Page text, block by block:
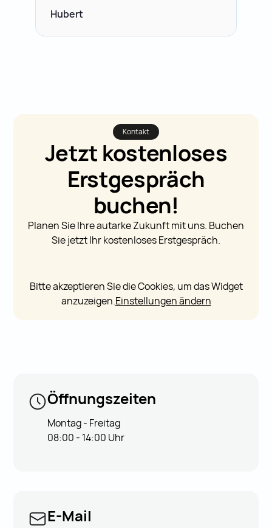
Hubert
Kontakt
Jetzt kostenloses
Erstgespräch
buchen!
Planen Sie Ihre autarke Zukunft mit uns. Buchen
Sie jetzt Ihr kostenloses Erstgespräch.
Bitte akzeptieren Sie die Cookies, um das Widget
anzuzeigen.Einstellungen ändern
Öffnungszeiten
Montag - Freitag
08:00 - 14:00 Uhr
E-Mail